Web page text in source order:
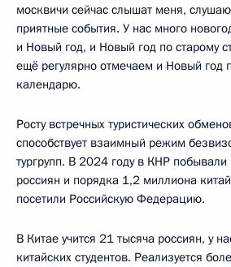
москвичи сейчас слышат меня,
приятные события. У нас много
и Новый год, и Новый год по старому
ещё регулярно отмечаем и Новый год
календарю.
Росту встречных туристических
способствует взаимный режим
тургрупп. В 2024 году в КНР
россиян и порядка 1,2 миллиона
посетили Российскую Федерацию.
В Китае учится 21 тысяча россиян, у
китайских студентов. Реализуется